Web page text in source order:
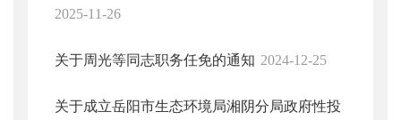
2025-11-26
关于周光等同志职务任免的通知 2024-12-25
关于成立岳阳市生态环境局湘阴分局政府性投